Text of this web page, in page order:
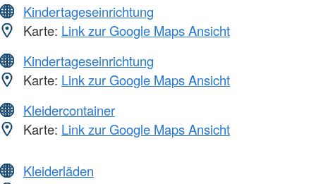
Kindertageseinrichtung
Karte: Link zur Google Maps Ansicht
Kindertageseinrichtung
Karte: Link zur Google Maps Ansicht
Kleidercontainer
Karte: Link zur Google Maps Ansicht
Kleiderläden